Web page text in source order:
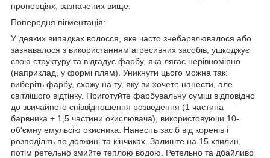
пропорціях, зазначених вище.
Попередня пігментація:
У деяких випадках волосся, яке часто знебарвлювалося або
зазнавалося з використанням агресивних засобів, ушкоджує
свою структуру та відгадує фарбу, яка лягає нерівномірно
(наприклад, у формі плям). Уникнути цього можна так:
виберіть фарбу, схожу на ту, яку ви хочете нанести, але
світлішого відтінку. Приготуйте фарбувальну суміш відповідно
до звичайного співвідношення розведення (1 частина
барвника + 1,5 частини окислювача), використовуючи 10-
об'ємну емульсію окисника. Нанесіть засіб від коренів і
розподіліть по довжині та кінчиках. Залиште на 15 хвилин,
потім ретельно змийте теплою водою. Ретельно та дбайливо